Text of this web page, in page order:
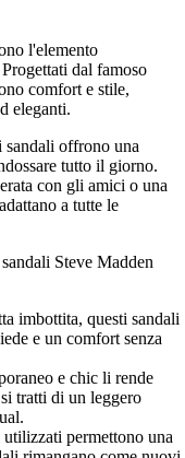
l'elemento
dal famoso
comfort e stile,
eleganti.
sandali offrono una
tutto il giorno.
con gli amici o una
a tutte le
Steve Madden
imbottita, questi sandali
e un comfort senza
e chic li rende
tratti di un leggero
permettono una